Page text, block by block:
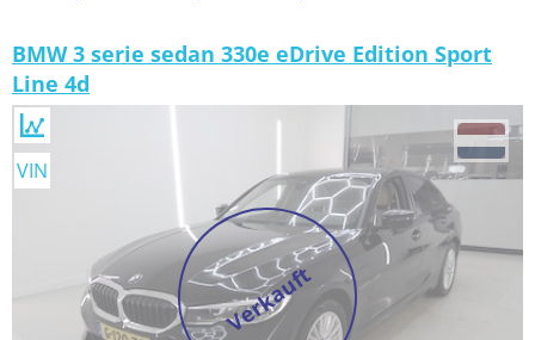
BMW 3 serie sedan 330e eDrive Edition Sport
Line 4d
Verkauft
VIN